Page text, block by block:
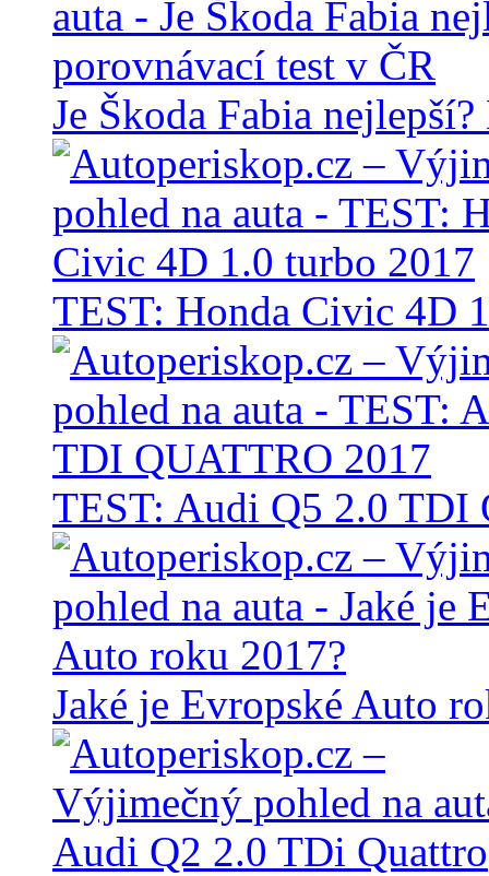
Je Škoda Fabia
TEST: Honda Civic 4D
TEST: Audi Q5 2.0 TDI
Jaké je Evropské Auto